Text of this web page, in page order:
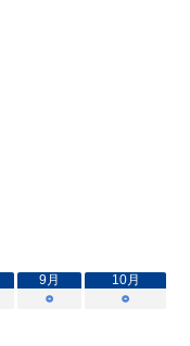
9月 10月
○ ○